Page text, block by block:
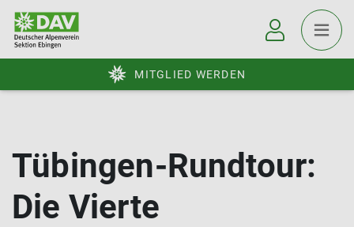
MITGLIED WERDEN
Tübingen-Rundtour:
Die Vierte